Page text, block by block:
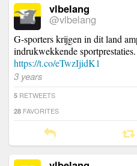
vlbelang
@vlbelang
G-sporters krijgen in dit land
indrukwekkende
https://t.co/eTwzIjidK1
3 years
5 RETWEETS
28 FAVORITES